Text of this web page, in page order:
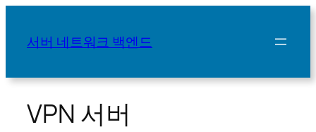
바
서버 네트워크 백엔드
VPN 서버